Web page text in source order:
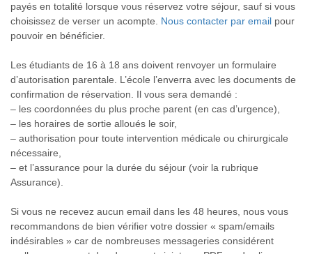
payés en totalité lorsque vous réservez votre séjour, sauf si vous
choisissez de verser un acompte. Nous contacter par email pour
pouvoir en bénéficier.
Les étudiants de 16 à 18 ans doivent renvoyer un formulaire
d’autorisation parentale. L’école l’enverra avec les documents de
confirmation de réservation. Il vous sera demandé :
– les coordonnées du plus proche parent (en cas d’urgence),
– les horaires de sortie alloués le soir,
– authorisation pour toute intervention médicale ou chirurgicale
nécessaire,
– et l’assurance pour la durée du séjour (voir la rubrique
Assurance).
Si vous ne recevez aucun email dans les 48 heures, nous vous
recommandons de bien vérifier votre dossier « spam/emails
indésirables » car de nombreuses messageries considérent